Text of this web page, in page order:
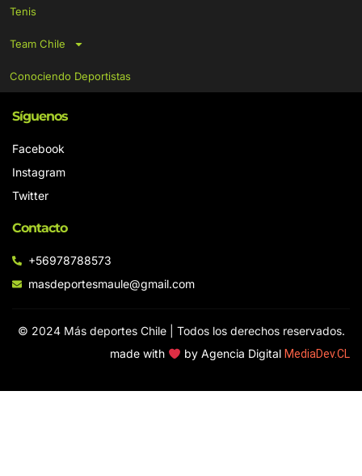
Tenis
Team Chile
Conociendo Deportistas
Síguenos
Facebook
Instagram
Twitter
Contacto
+56978788573
masdeportesmaule@gmail.com
© 2024 Más deportes Chile | Todos los derechos reservados.
made with
by Agencia Digital MediaDev.CL